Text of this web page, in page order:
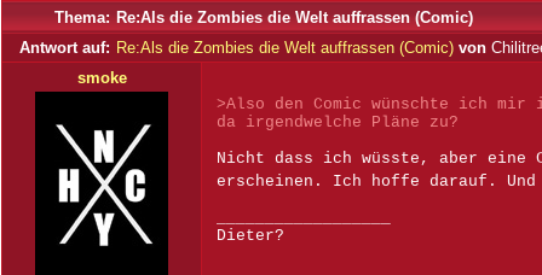
Thema: Re:Als die Zombies die Welt auffrassen (Comic)
Antwort auf: Re:Als die Zombies die Welt auffrassen (Comic) von
smoke
>Also den Comic wünschte ich
da irgendwelche Pläne zu?
Nicht dass ich wüsste, aber eine
erscheinen. Ich hoffe darauf.
Dieter?